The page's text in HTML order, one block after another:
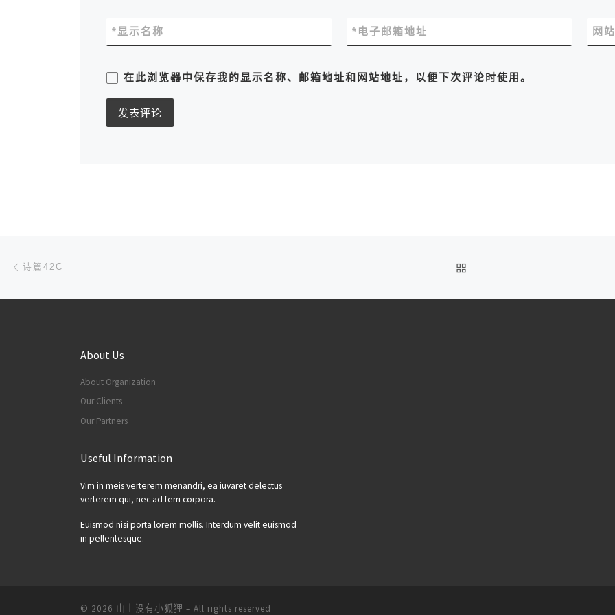
显示名称
* 电子邮箱地址
* 网站
在此浏览器中保存我的显示名称、邮箱地址和网站地址，以便下次评论时使用。
文章导航
诗篇42C
About Us
About Organization
Our Clients
Our Partners
Useful Information
Vim in meis verterem menandri, ea iuvaret delectus
verterem qui, nec ad ferri corpora.
Euismod nisi porta lorem mollis. Interdum velit euismod
in pellentesque.
© 2026 山上没有小狐狸 – All rights reserved